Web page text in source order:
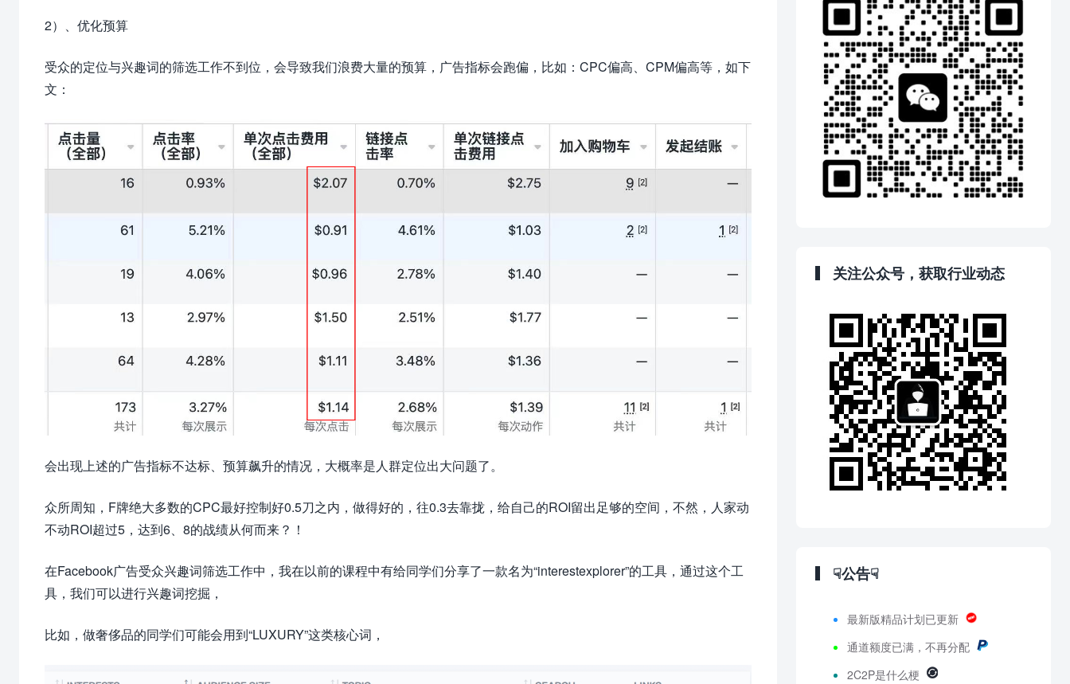
2）、优化预算
受众的定位与兴趣词的筛选工作不到位，会导致我们浪费大量的预算，广告指标会跑偏，比如：CPC偏高、CPM偏高等，如下
文：
会出现上述的广告指标不达标、预算飙升的情况，大概率是人群定位出大问题了。
众所周知，F牌绝大多数的CPC最好控制好0.5刀之内，做得好的，往0.3去靠拢，给自己的ROI留出足够的空间，不然，人家动
不动ROI超过5，达到6、8的战绩从何而来？！
在Facebook广告受众兴趣词筛选工作中，我在以前的课程中有给同学们分享了一款名为“interestexplorer”的工具，通过这个工
具，我们可以进行兴趣词挖掘，
比如，做奢侈品的同学们可能会用到“LUXURY”这类核心词，
关注公众号，获取行业动态
☟公告☟
最新版精品计划已更新
通道额度已满，不再分配
2C2P是什么梗